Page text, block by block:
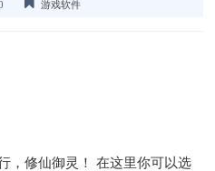
游戏软件
，修仙御灵！ 在这里你可以选